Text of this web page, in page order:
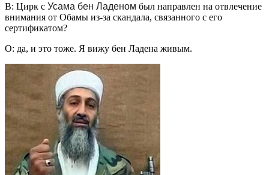
В: Цирк с Усама бен Ладеном был направлен на отвлечение
внимания от Обамы из-за скандала, связанного с его
сертификатом?
О: да, и это тоже. Я вижу бен Ладена живым.